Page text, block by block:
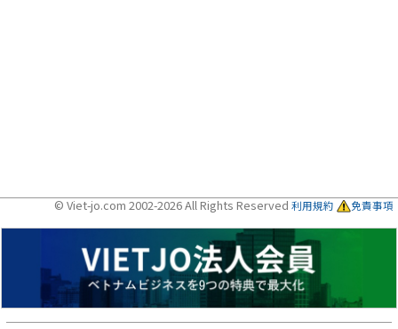
© Viet-jo.com 2002-2026 All Rights Reserved 利用規約 免責事項